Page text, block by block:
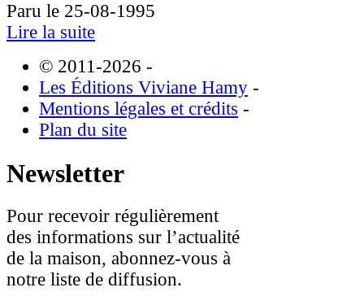
Paru le 25-08-1995
Lire la suite
© 2011-2026 -
Les Éditions Viviane Hamy -
Mentions légales et crédits -
Plan du site
Newsletter
Pour recevoir régulièrement
des informations sur l’actualité
de la maison, abonnez-vous à
notre liste de diffusion.